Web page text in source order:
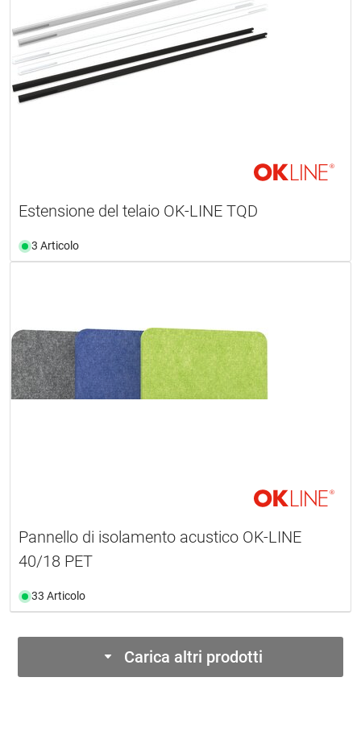
Estensione del telaio OK-LINE TQD
3 Articolo
Pannello di isolamento acustico OK-LINE
40/18 PET
33 Articolo
Carica altri prodotti